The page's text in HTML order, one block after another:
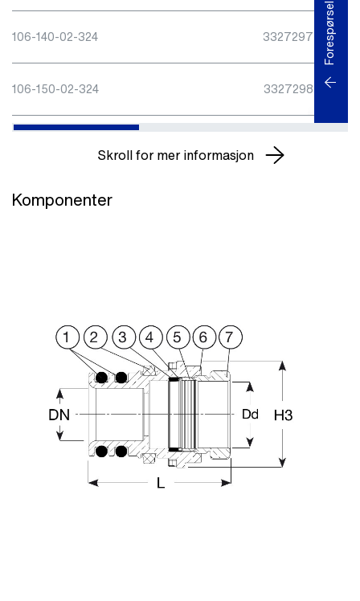
106-140-02-324 3327297
106-150-02-324 3327298
Forespørsel
Skroll for mer informasjon
Komponenter